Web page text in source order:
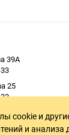
cookie и
и анализа
39А
25
- 18:00 СБ 10:00 -